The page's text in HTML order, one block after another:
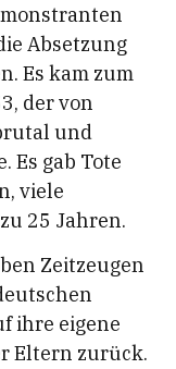
Absetzung
Es kam zum
der von
und
Es gab Tote
viele
25 Jahren.
Zeitzeugen
ihre eigene
Eltern zurück.